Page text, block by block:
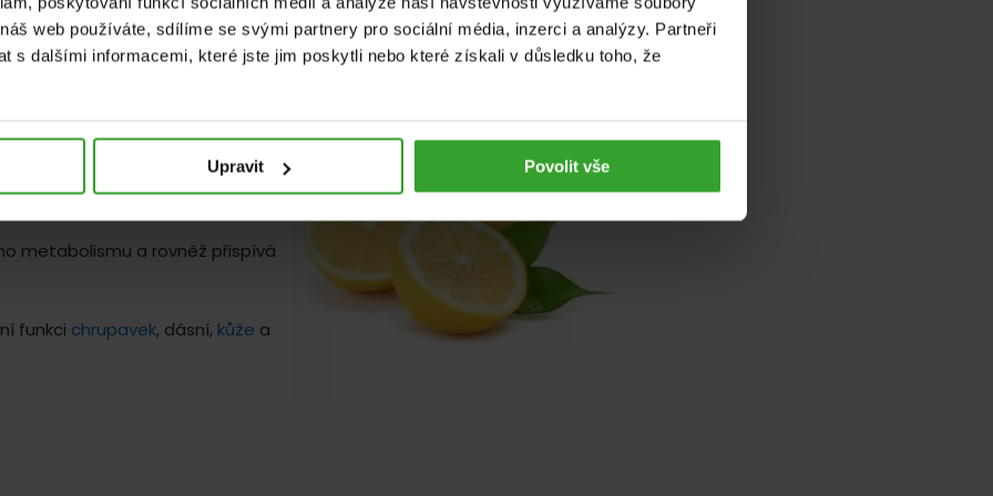
web používáte, sdílíme se svými partnery pro sociální média, inzerci a analýzy. Partneři
s dalšími informacemi, které jste jim poskytli nebo které získali v důsledku toho, že
Upravit Povolit vše
funkci imunitního systému
nervové soustavy.
metabolismu a rovněž přispívá
funkci chrupavek, dásní, kůže a